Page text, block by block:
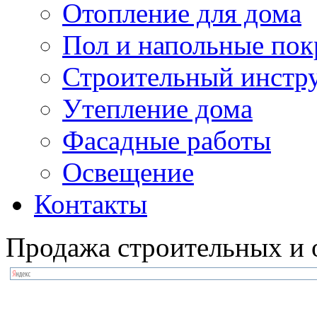
Отопление для дома
Пол и напольные
Строительный
Утепление дома
Фасадные работы
Освещение
Контакты
Продажа строительных и